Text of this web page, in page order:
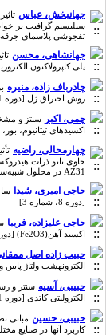
جهانبخش، عباس
تفجوشی پلاسمای جرقه ای [دوره
جهانشاهی، محسن
پلی کاپرولاکتون
چادرباف زاده، منیره
روش احتراق ژل [دوره 1، شماره 3]
چمی، اکبر سنتز و
اکسیدهای تیتانیوم، بور، روی و
چهارمحالی، راضیه
حاوی نانو ذرات
AZ31 در محلول شبیه‌ساز بدن [دوره 10، شماره 4]
حاجی امیری، شیدا
[دوره 8، شماره 3]
حاجی علیزاده، فریبا
اکسید آهن(Fe2O3) [دوره 9، شماره 2]
حبیب زاده اصل ممقانی،
الکترونهشت ولتاژ پایین و
حبیبی، آسیه سنتز و
الکترولیتی کاتدی [دوره 11، شماره 4]
حبیبی، حسین مبانی
کاربرد آنها در صنایع مختلف [دوره